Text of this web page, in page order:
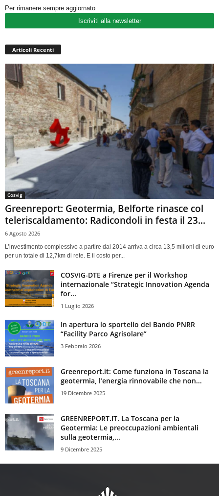
Per rimanere sempre aggiornato
Iscriviti alla newsletter
Articoli Recenti
Cosvig
Greenreport: Geotermia, Belforte rinasce col
teleriscaldamento: Radicondoli in festa il 23...
6 Agosto 2026
L’investimento complessivo a partire dal 2014 arriva a circa 13,5 milioni di euro
per un totale di 12,7km di rete. E il costo per...
COSVIG-DTE a Firenze per il Workshop
internazionale “Strategic Innovation Agenda
for...
1 Luglio 2026
In apertura lo sportello del Bando PNRR
“Facility Parco Agrisolare”
3 Febbraio 2026
Greenreport.it: Come funziona in Toscana la
geotermia, l’energia rinnovabile che non...
19 Dicembre 2025
GREENREPORT.IT. La Toscana per la
Geotermia: Le preoccupazioni ambientali
sulla geotermia,...
9 Dicembre 2025